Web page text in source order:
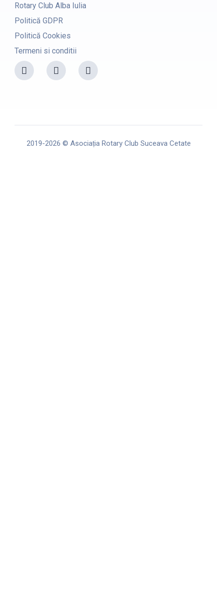
Rotary Club Alba Iulia
Politică GDPR
Politică Cookies
Termeni si conditii
F
a
c
o
I
n
s
r
m
Y
o
u
e
2019-2026 © Asociația Rotary Club Suceava Cetate